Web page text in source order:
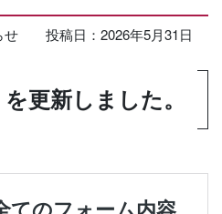
せ 投稿日： 2026年5月31日
更新しました。